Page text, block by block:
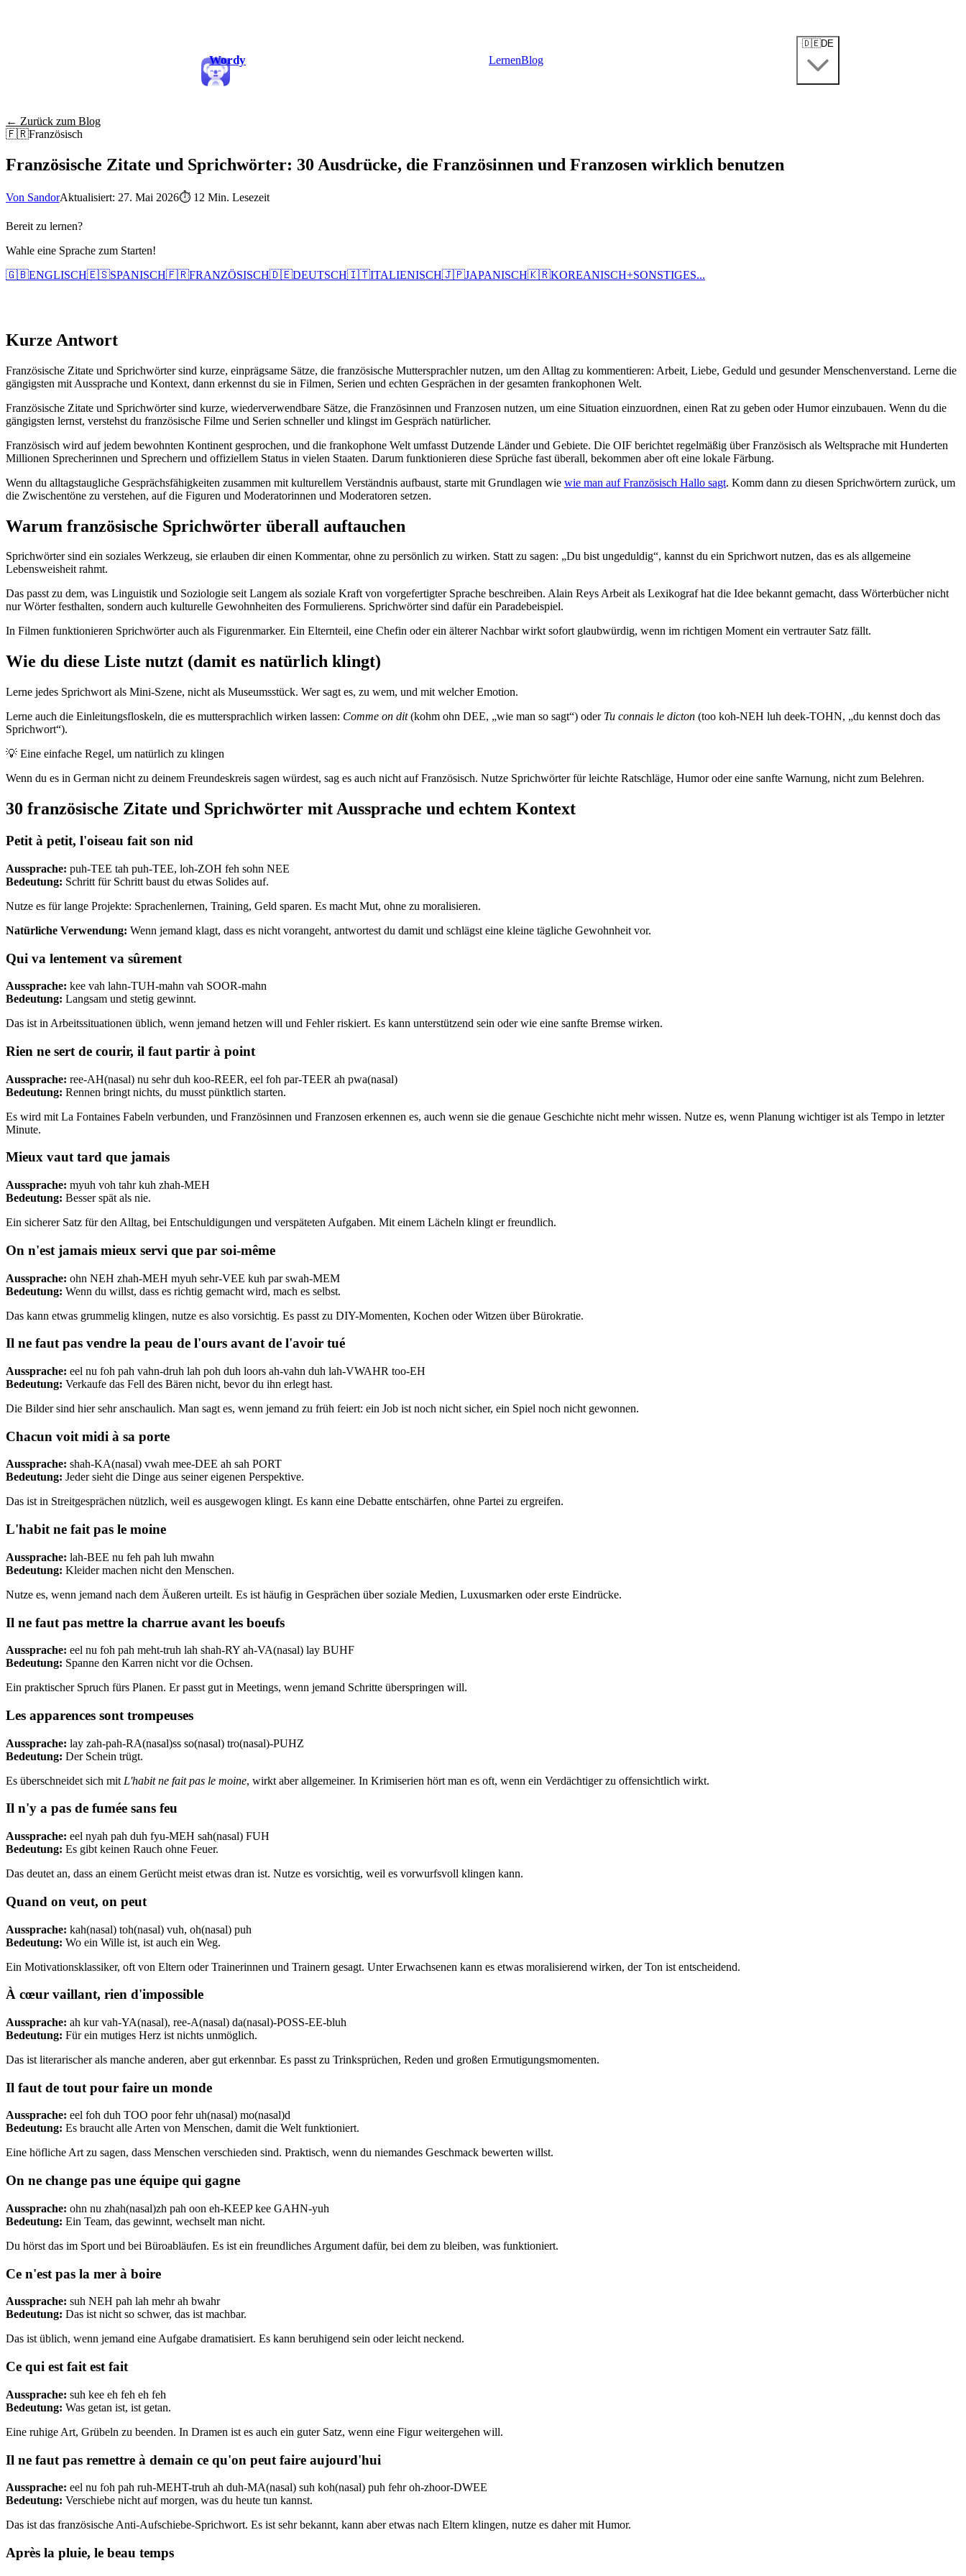
Wordy LernenBlog
🇩🇪DE
← Zurück zum Blog
🇫🇷Französisch
Französische Zitate und Sprichwörter: 30 Ausdrücke, die Französinnen und Franzosen wirklich benutzen
Von SandorAktualisiert: 27. Mai 2026⏱ 12 Min. Lesezeit
Bereit zu lernen?
Wahle eine Sprache zum Starten!
🇬🇧ENGLISCH🇪🇸SPANISCH🇫🇷FRANZÖSISCH🇩🇪DEUTSCH🇮🇹ITALIENISCH🇯🇵JAPANISCH🇰🇷KOREANISCH+SONSTIGES...
Kurze Antwort
Französische Zitate und Sprichwörter sind kurze, einprägsame Sätze, die französische Muttersprachler nutzen, um den Alltag zu kommentieren: Arbeit, Liebe, Geduld und gesunder Menschenverstand. Lerne die
gängigsten mit Aussprache und Kontext, dann erkennst du sie in Filmen, Serien und echten Gesprächen in der gesamten frankophonen Welt.
Französische Zitate und Sprichwörter sind kurze, wiederverwendbare Sätze, die Französinnen und Franzosen nutzen, um eine Situation einzuordnen, einen Rat zu geben oder Humor einzubauen. Wenn du die
gängigsten lernst, verstehst du französische Filme und Serien schneller und klingst im Gespräch natürlicher.
Französisch wird auf jedem bewohnten Kontinent gesprochen, und die frankophone Welt umfasst Dutzende Länder und Gebiete. Die OIF berichtet regelmäßig über Französisch als Weltsprache mit Hunderten
Millionen Sprecherinnen und Sprechern und offiziellem Status in vielen Staaten. Darum funktionieren diese Sprüche fast überall, bekommen aber oft eine lokale Färbung.
Wenn du alltagstaugliche Gesprächsfähigkeiten zusammen mit kulturellem Verständnis aufbaust, starte mit Grundlagen wie wie man auf Französisch Hallo sagt. Komm dann zu diesen Sprichwörtern zurück, um
die Zwischentöne zu verstehen, auf die Figuren und Moderatorinnen und Moderatoren setzen.
Warum französische Sprichwörter überall auftauchen
Sprichwörter sind ein soziales Werkzeug, sie erlauben dir einen Kommentar, ohne zu persönlich zu wirken. Statt zu sagen: „Du bist ungeduldig“, kannst du ein Sprichwort nutzen, das es als allgemeine
Lebensweisheit rahmt.
Das passt zu dem, was Linguistik und Soziologie seit Langem als soziale Kraft von vorgefertigter Sprache beschreiben. Alain Reys Arbeit als Lexikograf hat die Idee bekannt gemacht, dass Wörterbücher nicht
nur Wörter festhalten, sondern auch kulturelle Gewohnheiten des Formulierens. Sprichwörter sind dafür ein Paradebeispiel.
In Filmen funktionieren Sprichwörter auch als Figurenmarker. Ein Elternteil, eine Chefin oder ein älterer Nachbar wirkt sofort glaubwürdig, wenn im richtigen Moment ein vertrauter Satz fällt.
Wie du diese Liste nutzt (damit es natürlich klingt)
Lerne jedes Sprichwort als Mini-Szene, nicht als Museumsstück. Wer sagt es, zu wem, und mit welcher Emotion.
Lerne auch die Einleitungsfloskeln, die es muttersprachlich wirken lassen: Comme on dit(kohm ohn DEE, „wie man so sagt“) oder Tu connais le dicton (too koh-NEH luh deek-TOHN, „du kennst doch das
Sprichwort“).
💡 Eine einfache Regel, um natürlich zu klingen
Wenn du es in German nicht zu deinem Freundeskreis sagen würdest, sag es auch nicht auf Französisch. Nutze Sprichwörter für leichte Ratschläge, Humor oder eine sanfte Warnung, nicht zum Belehren.
30 französische Zitate und Sprichwörter mit Aussprache und echtem Kontext
Petit à petit, l'oiseau fait son nid
Aussprache: puh-TEE tah puh-TEE, loh-ZOH feh sohn NEE
Bedeutung: Schritt für Schritt baust du etwas Solides auf.
Nutze es für lange Projekte: Sprachenlernen, Training, Geld sparen. Es macht Mut, ohne zu moralisieren.
Natürliche Verwendung: Wenn jemand klagt, dass es nicht vorangeht, antwortest du damit und schlägst eine kleine tägliche Gewohnheit vor.
Qui va lentement va sûrement
Aussprache: kee vah lahn-TUH-mahn vah SOOR-mahn
Bedeutung: Langsam und stetig gewinnt.
Das ist in Arbeitssituationen üblich, wenn jemand hetzen will und Fehler riskiert. Es kann unterstützend sein oder wie eine sanfte Bremse wirken.
Rien ne sert de courir, il faut partir à point
Aussprache: ree-AH(nasal) nu sehr duh koo-REER, eel foh par-TEER ah pwa(nasal)
Bedeutung: Rennen bringt nichts, du musst pünktlich starten.
Es wird mit La Fontaines Fabeln verbunden, und Französinnen und Franzosen erkennen es, auch wenn sie die genaue Geschichte nicht mehr wissen. Nutze es, wenn Planung wichtiger ist als Tempo in letzter
Minute.
Mieux vaut tard que jamais
Aussprache: myuh voh tahr kuh zhah-MEH
Bedeutung: Besser spät als nie.
Ein sicherer Satz für den Alltag, bei Entschuldigungen und verspäteten Aufgaben. Mit einem Lächeln klingt er freundlich.
On n'est jamais mieux servi que par soi-même
Aussprache: ohn NEH zhah-MEH myuh sehr-VEE kuh par swah-MEM
Bedeutung: Wenn du willst, dass es richtig gemacht wird, mach es selbst.
Das kann etwas grummelig klingen, nutze es also vorsichtig. Es passt zu DIY-Momenten, Kochen oder Witzen über Bürokratie.
Il ne faut pas vendre la peau de l'ours avant de l'avoir tué
Aussprache: eel nu foh pah vahn-druh lah poh duh loors ah-vahn duh lah-VWAHR too-EH
Bedeutung: Verkaufe das Fell des Bären nicht, bevor du ihn erlegt hast.
Die Bilder sind hier sehr anschaulich. Man sagt es, wenn jemand zu früh feiert: ein Job ist noch nicht sicher, ein Spiel noch nicht gewonnen.
Chacun voit midi à sa porte
Aussprache: shah-KA(nasal) vwah mee-DEE ah sah PORT
Bedeutung: Jeder sieht die Dinge aus seiner eigenen Perspektive.
Das ist in Streitgesprächen nützlich, weil es ausgewogen klingt. Es kann eine Debatte entschärfen, ohne Partei zu ergreifen.
L'habit ne fait pas le moine
Aussprache: lah-BEE nu feh pah luh mwahn
Bedeutung: Kleider machen nicht den Menschen.
Nutze es, wenn jemand nach dem Äußeren urteilt. Es ist häufig in Gesprächen über soziale Medien, Luxusmarken oder erste Eindrücke.
Il ne faut pas mettre la charrue avant les boeufs
Aussprache: eel nu foh pah meht-truh lah shah-RY ah-VA(nasal) lay BUHF
Bedeutung: Spanne den Karren nicht vor die Ochsen.
Ein praktischer Spruch fürs Planen. Er passt gut in Meetings, wenn jemand Schritte überspringen will.
Les apparences sont trompeuses
Aussprache: lay zah-pah-RA(nasal)ss so(nasal) tro(nasal)-PUHZ
Bedeutung: Der Schein trügt.
Es überschneidet sich mit L'habit ne fait pas le moine, wirkt aber allgemeiner. In Krimiserien hört man es oft, wenn ein Verdächtiger zu offensichtlich wirkt.
Il n'y a pas de fumée sans feu
Aussprache: eel nyah pah duh fyu-MEH sah(nasal) FUH
Bedeutung: Es gibt keinen Rauch ohne Feuer.
Das deutet an, dass an einem Gerücht meist etwas dran ist. Nutze es vorsichtig, weil es vorwurfsvoll klingen kann.
Quand on veut, on peut
Aussprache: kah(nasal) toh(nasal) vuh, oh(nasal) puh
Bedeutung: Wo ein Wille ist, ist auch ein Weg.
Ein Motivationsklassiker, oft von Eltern oder Trainerinnen und Trainern gesagt. Unter Erwachsenen kann es etwas moralisierend wirken, der Ton ist entscheidend.
À cœur vaillant, rien d'impossible
Aussprache: ah kur vah-YA(nasal), ree-A(nasal) da(nasal)-POSS-EE-bluh
Bedeutung: Für ein mutiges Herz ist nichts unmöglich.
Das ist literarischer als manche anderen, aber gut erkennbar. Es passt zu Trinksprüchen, Reden und großen Ermutigungsmomenten.
Il faut de tout pour faire un monde
Aussprache: eel foh duh TOO poor fehr uh(nasal) mo(nasal)d
Bedeutung: Es braucht alle Arten von Menschen, damit die Welt funktioniert.
Eine höfliche Art zu sagen, dass Menschen verschieden sind. Praktisch, wenn du niemandes Geschmack bewerten willst.
On ne change pas une équipe qui gagne
Aussprache: ohn nu zhah(nasal)zh pah oon eh-KEEP kee GAHN-yuh
Bedeutung: Ein Team, das gewinnt, wechselt man nicht.
Du hörst das im Sport und bei Büroabläufen. Es ist ein freundliches Argument dafür, bei dem zu bleiben, was funktioniert.
Ce n'est pas la mer à boire
Aussprache: suh NEH pah lah mehr ah bwahr
Bedeutung: Das ist nicht so schwer, das ist machbar.
Das ist üblich, wenn jemand eine Aufgabe dramatisiert. Es kann beruhigend sein oder leicht neckend.
Ce qui est fait est fait
Aussprache: suh kee eh feh eh feh
Bedeutung: Was getan ist, ist getan.
Eine ruhige Art, Grübeln zu beenden. In Dramen ist es auch ein guter Satz, wenn eine Figur weitergehen will.
Il ne faut pas remettre à demain ce qu'on peut faire aujourd'hui
Aussprache: eel nu foh pah ruh-MEHT-truh ah duh-MA(nasal) suh koh(nasal) puh fehr oh-zhoor-DWEE
Bedeutung: Verschiebe nicht auf morgen, was du heute tun kannst.
Das ist das französische Anti-Aufschiebe-Sprichwort. Es ist sehr bekannt, kann aber etwas nach Eltern klingen, nutze es daher mit Humor.
Après la pluie, le beau temps